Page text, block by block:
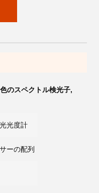
色のスペクトル検光子,
光度計
ーの配列